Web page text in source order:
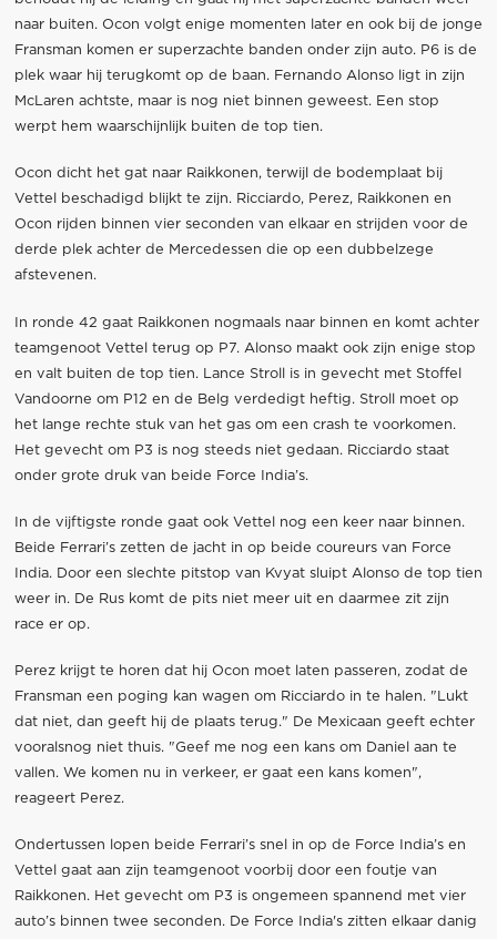
naar buiten. Ocon volgt enige momenten later en ook bij de jonge
Fransman komen er superzachte banden onder zijn auto. P6 is de
plek waar hij terugkomt op de baan. Fernando Alonso ligt in zijn
McLaren achtste, maar is nog niet binnen geweest. Een stop
werpt hem waarschijnlijk buiten de top tien.
Ocon dicht het gat naar Raikkonen, terwijl de bodemplaat bij
Vettel beschadigd blijkt te zijn. Ricciardo, Perez, Raikkonen en
Ocon rijden binnen vier seconden van elkaar en strijden voor de
derde plek achter de Mercedessen die op een dubbelzege
afstevenen.
In ronde 42 gaat Raikkonen nogmaals naar binnen en komt achter
teamgenoot Vettel terug op P7. Alonso maakt ook zijn enige stop
en valt buiten de top tien. Lance Stroll is in gevecht met Stoffel
Vandoorne om P12 en de Belg verdedigt heftig. Stroll moet op
het lange rechte stuk van het gas om een crash te voorkomen.
Het gevecht om P3 is nog steeds niet gedaan. Ricciardo staat
onder grote druk van beide Force India’s.
In de vijftigste ronde gaat ook Vettel nog een keer naar binnen.
Beide Ferrari’s zetten de jacht in op beide coureurs van Force
India. Door een slechte pitstop van Kvyat sluipt Alonso de top tien
weer in. De Rus komt de pits niet meer uit en daarmee zit zijn
race er op.
Perez krijgt te horen dat hij Ocon moet laten passeren, zodat de
Fransman een poging kan wagen om Ricciardo in te halen. "Lukt
dat niet, dan geeft hij de plaats terug." De Mexicaan geeft echter
vooralsnog niet thuis. "Geef me nog een kans om Daniel aan te
vallen. We komen nu in verkeer, er gaat een kans komen",
reageert Perez.
Ondertussen lopen beide Ferrari’s snel in op de Force India’s en
Vettel gaat aan zijn teamgenoot voorbij door een foutje van
Raikkonen. Het gevecht om P3 is ongemeen spannend met vier
auto’s binnen twee seconden. De Force India's zitten elkaar danig